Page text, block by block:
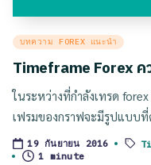
Posted
บทความ FOREX แนะนำ
Timeframe Forex ค
ในระหว่างที่กำลังเทรด
เฟรมของกราฟจะมีรูปแบบที่
19 กันยายน 2016
Tags:
1 minute